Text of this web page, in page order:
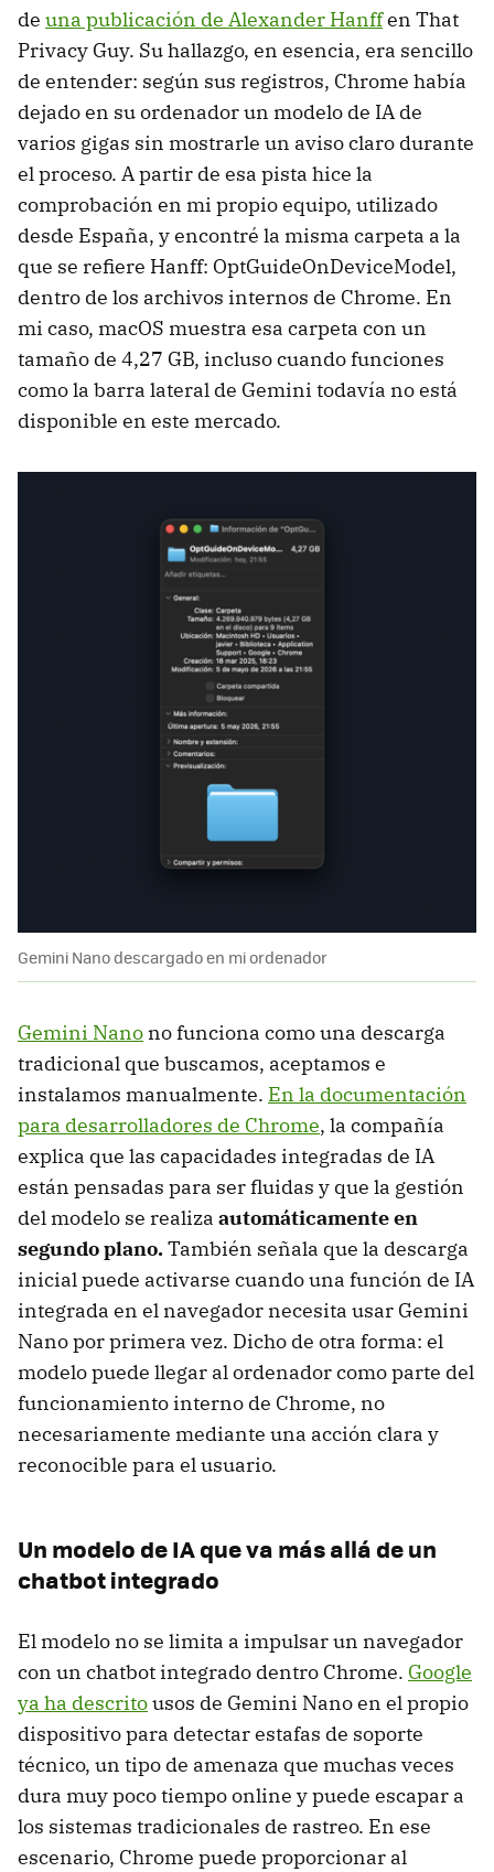
de una publicación de Alexander Hanffen That
Privacy Guy. Su hallazgo, en esencia, era sencillo
de entender: según sus registros, Chrome había
dejado en su ordenador un modelo de IA de
varios gigas sin mostrarle un aviso claro durante
el proceso. A partir de esa pista hice la
comprobación en mi propio equipo, utilizado
desde España, y encontré la misma carpeta a la
que se refiere Hanff: OptGuideOnDeviceModel,
dentro de los archivos internos de Chrome. En
mi caso, macOS muestra esa carpeta con un
tamaño de 4,27 GB, incluso cuando funciones
como la barra lateral de Gemini todavía no está
disponible en este mercado.
Gemini Nano descargado en mi ordenador
Gemini Nano no funciona como una descarga
tradicional que buscamos, aceptamos e
instalamos manualmente. En la documentación
para desarrolladores de Chrome, la compañía
explica que las capacidades integradas de IA
están pensadas para ser fluidas y que la gestión
del modelo se realiza automáticamente en
segundo plano.También señala que la descarga
inicial puede activarse cuando una función de IA
integrada en el navegador necesita usar Gemini
Nano por primera vez. Dicho de otra forma: el
modelo puede llegar al ordenador como parte del
funcionamiento interno de Chrome, no
necesariamente mediante una acción clara y
reconocible para el usuario.
Un modelo de IA que va más allá de un
chatbot integrado
El modelo no se limita a impulsar un navegador
con un chatbot integrado dentro Chrome. Google
ya ha descritousos de Gemini Nano en el propio
dispositivo para detectar estafas de soporte
técnico, un tipo de amenaza que muchas veces
dura muy poco tiempo online y puede escapar a
los sistemas tradicionales de rastreo. En ese
escenario, Chrome puede proporcionar al